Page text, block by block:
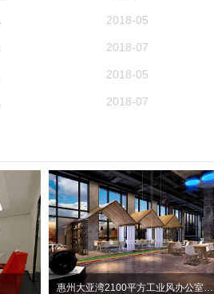
2018-05
2018-07
2018-05
2018-07
惠州大亚湾2100平方工业风办公室装修设计项目